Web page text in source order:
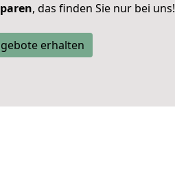
, das finden Sie nur bei uns!
erhalten